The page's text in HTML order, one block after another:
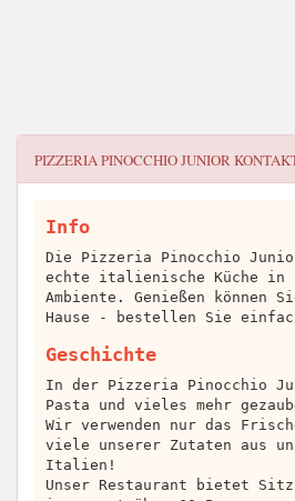
PIZZERIA PINOCCHIO JUNIOR
Info
Die Pizzeria Pinocchio
echte italienische Küche in
Ambiente. Genießen können
Hause - bestellen Sie
Geschichte
In der Pizzeria Pinocchio
Pasta und vieles mehr
Wir verwenden nur das
viele unserer Zutaten aus
Italien!
Unser Restaurant bietet